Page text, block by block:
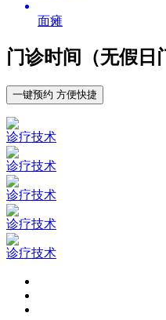
面瘫
门诊时间（无假日
一键预约 方便快捷
诊疗技术
诊疗技术
诊疗技术
诊疗技术
诊疗技术